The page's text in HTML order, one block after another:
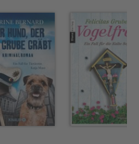
dem Tod meines
ich mit dem
„Die
Herbst 2015
Liebe gilt aber
Mein Detektiv ist